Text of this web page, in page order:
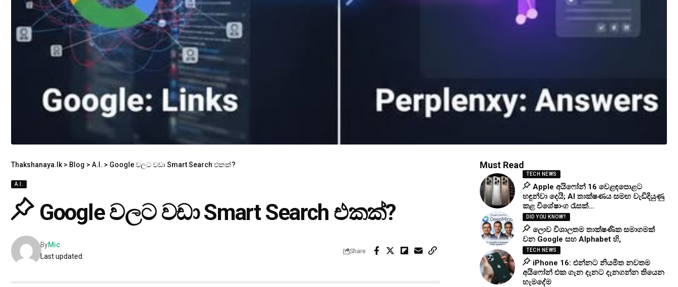
Thakshanaya.lk > Blog > A.I. > Google වලට වඩා Smart Search එකක්?
A.I.
Google වලට වඩා Smart Search එකක්?
Last updated:
ByMic
Share
Must Read
TECH NEWS
Apple අයිෆෝන් 16 වෙළඳපොළට
හඳුන්වා දෙයි; AI තාක්ෂණය සමඟ වැඩිදියුණු
කළ විශේෂාංග රැසක්…
DID YOU KNOW?
ලොව විශාලතම තාක්ෂණික සමාගමක්
වන Google සහ Alphabet හි,
TECH NEWS
iPhone 16: එන්නට නියමිත නවතම
අයිෆෝන් එක ගැන දැනට දැනගන්න තියෙන
හැමදේම